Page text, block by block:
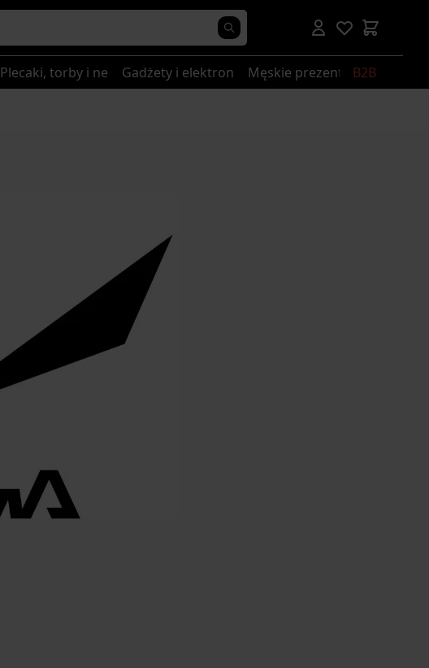
Plecaki, torby i nerkiGadżety i elektronikaMęskie prezenty B2B